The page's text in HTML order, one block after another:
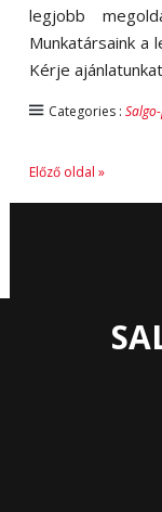
legjobb
Munkatársaink a
Kérje
Categories :
Előző oldal »